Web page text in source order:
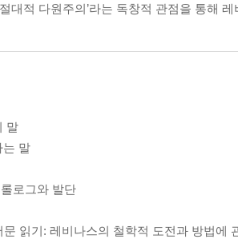
절대적 다원주의’라는 독창적 관점을 통해
말
는 말
로그와 발단
문 읽기: 레비나스의 철학적 도전과 방법에